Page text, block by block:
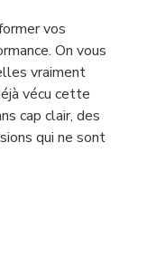
vos
On vous
vraiment
vécu cette
cap clair, des
qui ne sont